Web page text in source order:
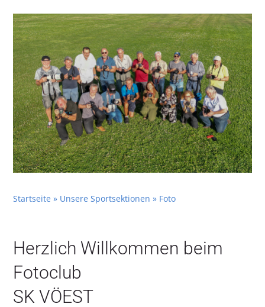
SERVICE
Team
Kontakt
Clubabende
Startseite » Unsere Sportsektionen » Foto
Herzlich Willkommen beim
Fotoclub
SK VÖEST